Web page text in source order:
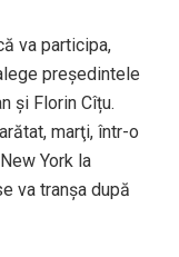
va participa,
preşedintele
și Florin Cîțu.
marţi, într-o
York la
va tranşa după